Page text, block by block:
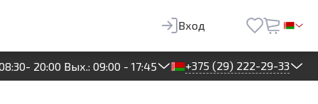
Вход
20:00 Вых.: 09:00 - 17:45 +375 (29) 222-29-33
В корзину